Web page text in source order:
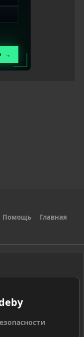
Помощь Главная